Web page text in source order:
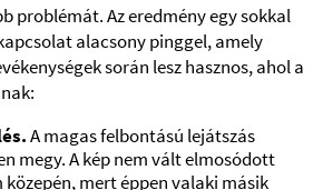
problémát. Az eredmény egy sokkal
alacsony pinggel, amely
során lesz hasznos, ahol a
A magas felbontású lejátszás
megy. A kép nem vált elmosódott
közepén, mert éppen valaki másik